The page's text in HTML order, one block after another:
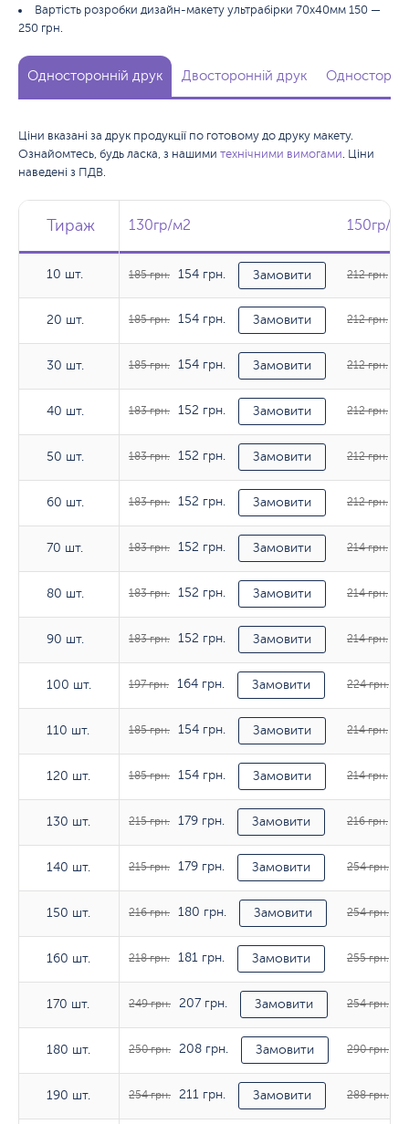
Вартість розробки дизайн-макету ультрабірки 70х40мм 150 —
250 грн.
Односторонній друк Двосторонній друк
Ціни вказані за друк продукції по готовому до друку макету.
Ознайомтесь, будь ласка, з нашими технічними вимогами. Ціни
наведені з ПДВ.
Тираж
10 шт.
20 шт.
30 шт.
40 шт.
50 шт.
60 шт.
70 шт.
80 шт.
90 шт.
100 шт.
110 шт.
120 шт.
130 шт.
140 шт.
150 шт.
160 шт.
170 шт.
180 шт.
190 шт.
Тираж 130гр/м2 150гр/м2
Тираж 130гр/м2 150гр/м2
10 шт. 185 грн. 154 грн. Замовити 212 грн.
20 шт. 185 грн. 154 грн. Замовити 212 грн.
30 шт. 185 грн. 154 грн. Замовити 212 грн.
40 шт. 183 грн. 152 грн. Замовити 212 грн.
50 шт. 183 грн. 152 грн. Замовити 212 грн.
60 шт. 183 грн. 152 грн. Замовити 212 грн.
70 шт. 183 грн. 152 грн. Замовити 214 грн.
80 шт. 183 грн. 152 грн. Замовити 214 грн.
90 шт. 183 грн. 152 грн. Замовити 214 грн.
100 шт. 197 грн. 164 грн. Замовити 224 грн.
110 шт. 185 грн. 154 грн. Замовити 214 грн.
120 шт. 185 грн. 154 грн. Замовити 214 грн.
130 шт. 215 грн. 179 грн. Замовити 216 грн.
140 шт. 215 грн. 179 грн. Замовити 254 грн.
150 шт. 216 грн. 180 грн. Замовити 254 грн.
160 шт. 218 грн. 181 грн. Замовити 255 грн.
170 шт. 249 грн. 207 грн. Замовити 254 грн.
180 шт. 250 грн. 208 грн. Замовити 290 грн.
190 шт. 254 грн. 211 грн. Замовити 288 грн.